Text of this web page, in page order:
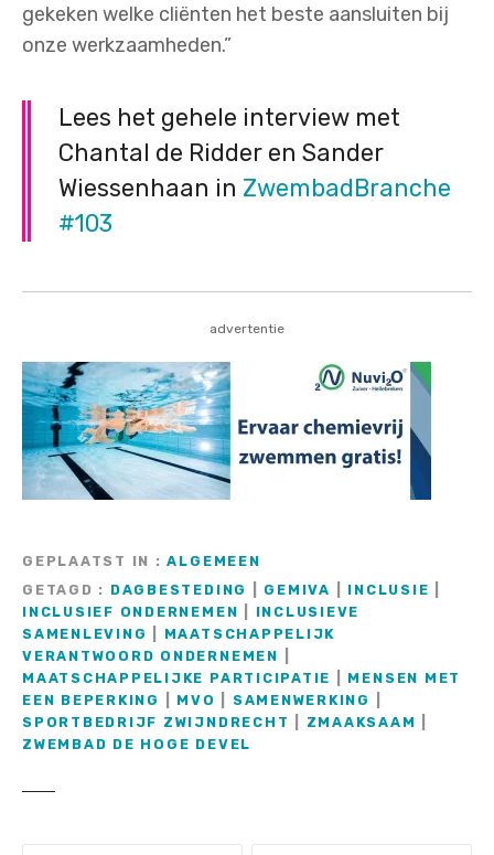
gekeken welke cliënten het beste aansluiten bij
onze werkzaamheden.”
Lees het gehele interview met
Chantal de Ridder en Sander
Wiessenhaan in ZwembadBranche
#103
advertentie
GEPLAATST IN
ALGEMEEN
GETAGD
DAGBESTEDING GEMIVA INCLUSIE
INCLUSIEF ONDERNEMEN
INCLUSIEVE
SAMENLEVING
MAATSCHAPPELIJK
VERANTWOORD ONDERNEMEN
MAATSCHAPPELIJKE PARTICIPATIE
MENSEN MET
EEN BEPERKING
MVO SAMENWERKING
SPORTBEDRIJF ZWIJNDRECHT
ZMAAKSAAM
ZWEMBAD DE HOGE DEVEL